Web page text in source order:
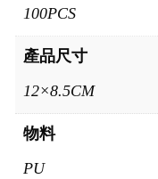
100PCS
產品尺寸
12×8.5CM
物料
PU